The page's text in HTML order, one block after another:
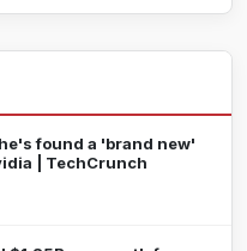
found a 'brand new'
| TechCrunch